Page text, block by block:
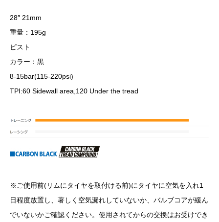
28″ 21mm
重量：195g
ピスト
カラー：黒
8-15bar(115-220psi)
TPI:60 Sidewall area,120 Under the tread
※ご使用前(リムにタイヤを取付ける前)にタイヤに空気を入れ1
日程度放置し、著しく空気漏れしていないか、バルブコアが緩ん
でいないかご確認ください。使用されてからの交換はお受けでき